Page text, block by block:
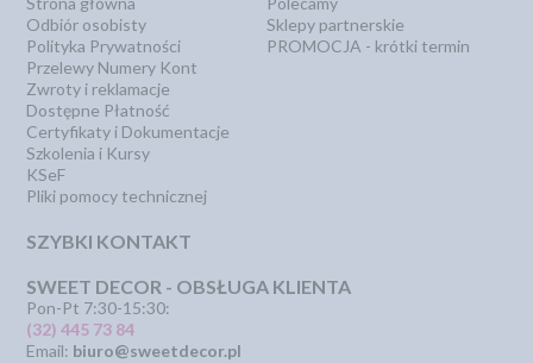
Odbiór osobisty
Polityka Prywatności
Przelewy Numery Kont
Zwroty i reklamacje
Dostępne Płatność
Certyfikaty i Dokumentacje
Szkolenia i Kursy
KSeF
Pliki pomocy technicznej
Sklepy partnerskie
PROMOCJA - krótki termin
SZYBKI KONTAKT
SWEET DECOR - OBSŁUGA KLIENTA
Pon-Pt 7:30-15:30:
(32) 445 73 84
Email: biuro@sweetdecor.pl